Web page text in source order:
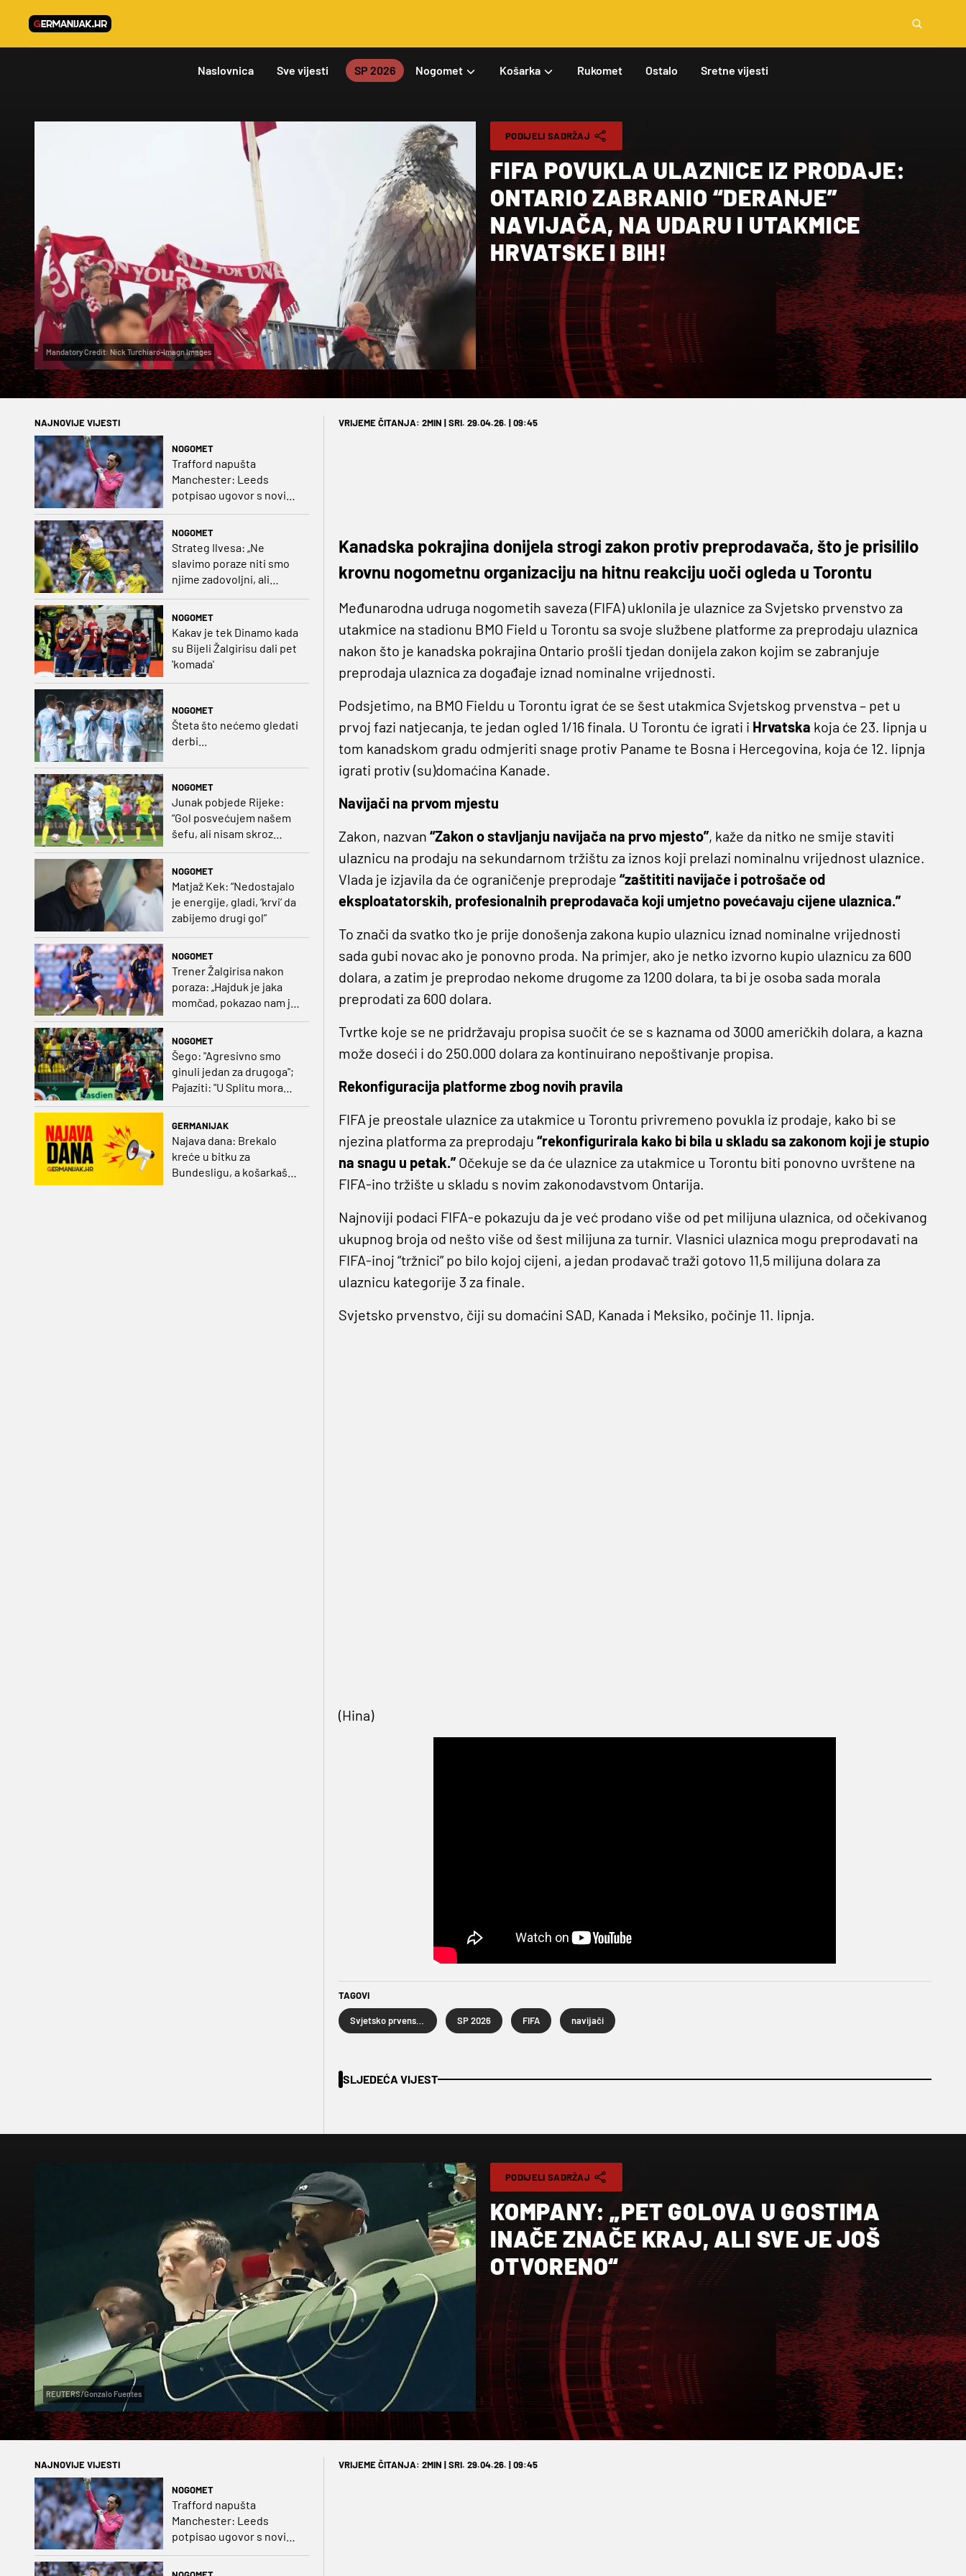
Naslovnica Sve vijesti SP 2026 Nogomet Košarka Rukomet Ostalo Sretne vijesti
Mandatory Credit: Nick Turchiaro-Imagn Images
PODIJELI SADRŽAJ
FIFA POVUKLA ULAZNICE IZ PRODAJE:
ONTARIO ZABRANIO “DERANJE”
NAVIJAČA, NA UDARU I UTAKMICE
HRVATSKE I BIH!
NAJNOVIJE VIJESTI
NOGOMET
Trafford napušta
Manchester: Leeds
potpisao ugovor s novim
NOGOMET
Strateg Ilvesa: „Ne
slavimo poraze niti smo
njime zadovoljni, ali
NOGOMET
Kakav je tek Dinamo kada
su Bijeli Žalgirisu dali pet
'komada'
NOGOMET
Šteta što nećemo gledati
derbi...
NOGOMET
Junak pobjede Rijeke:
“Gol posvećujem našem
šefu, ali nisam skroz
razlike”
NOGOMET
Matjaž Kek: “Nedostajalo
je energije, gladi, ‘krvi’ da
zabijemo drugi gol”
NOGOMET
Trener Žalgirisa nakon
poraza: „Hajduk je jaka
momčad, pokazao nam je
kako se igra nogomet”
NOGOMET
Šego: "Agresivno smo
ginuli jedan za drugoga";
Pajaziti: "U Splitu moramo
GERMANIJAK
Najava dana: Brekalo
kreće u bitku za
Bundesligu, a košarkaški
VRIJEME ČITANJA: 2MIN | SRI. 29.04.26. | 09:45
Kanadska pokrajina donijela strogi zakon protiv preprodavača, što je prisililo
krovnu nogometnu organizaciju na hitnu reakciju uoči ogleda u Torontu
Međunarodna udruga nogometih saveza (FIFA) uklonila je ulaznice za Svjetsko prvenstvo za
utakmice na stadionu BMO Field u Torontu sa svoje službene platforme za preprodaju ulaznica
nakon što je kanadska pokrajina Ontario prošli tjedan donijela zakon kojim se zabranjuje
preprodaja ulaznica za događaje iznad nominalne vrijednosti.
Podsjetimo, na BMO Fieldu u Torontu igrat će se šest utakmica Svjetskog prvenstva – pet u
prvoj fazi natjecanja, te jedan ogled 1/16 finala. U Torontu će igrati i Hrvatska koja će 23. lipnja u
tom kanadskom gradu odmjeriti snage protiv Paname te Bosna i Hercegovina, koja će 12. lipnja
igrati protiv (su)domaćina Kanade.
Navijači na prvom mjestu
Zakon, nazvan “Zakon o stavljanju navijača na prvo mjesto”, kaže da nitko ne smije staviti
ulaznicu na prodaju na sekundarnom tržištu za iznos koji prelazi nominalnu vrijednost ulaznice.
Vlada je izjavila da će ograničenje preprodaje “zaštititi navijače i potrošače od
eksploatatorskih, profesionalnih preprodavača koji umjetno povećavaju cijene ulaznica.”
To znači da svatko tko je prije donošenja zakona kupio ulaznicu iznad nominalne vrijednosti
sada gubi novac ako je ponovno proda. Na primjer, ako je netko izvorno kupio ulaznicu za 600
dolara, a zatim je preprodao nekome drugome za 1200 dolara, ta bi je osoba sada morala
preprodati za 600 dolara.
Tvrtke koje se ne pridržavaju propisa suočit će se s kaznama od 3000 američkih dolara, a kazna
može doseći i do 250.000 dolara za kontinuirano nepoštivanje propisa.
Rekonfiguracija platforme zbog novih pravila
FIFA je preostale ulaznice za utakmice u Torontu privremeno povukla iz prodaje, kako bi se
njezina platforma za preprodaju “rekonfigurirala kako bi bila u skladu sa zakonom koji je stupio
na snagu u petak.”Očekuje se da će ulaznice za utakmice u Torontu biti ponovno uvrštene na
FIFA-ino tržište u skladu s novim zakonodavstvom Ontarija.
Najnoviji podaci FIFA-e pokazuju da je već prodano više od pet milijuna ulaznica, od očekivanog
ukupnog broja od nešto više od šest milijuna za turnir. Vlasnici ulaznica mogu preprodavati na
FIFA-inoj “tržnici” po bilo kojoj cijeni, a jedan prodavač traži gotovo 11,5 milijuna dolara za
ulaznicu kategorije 3 za finale.
Svjetsko prvenstvo, čiji su domaćini SAD, Kanada i Meksiko, počinje 11. lipnja.
(Hina)
TAGOVI
Svjetsko prvenstvo u nogometu 2026. SP 2026 FIFA navijači
SLJEDEĆA VIJEST
REUTERS/Gonzalo Fuentes
PODIJELI SADRŽAJ
KOMPANY: „PET GOLOVA U GOSTIMA
INAČE ZNAČE KRAJ, ALI SVE JE JOŠ
OTVORENO“
NAJNOVIJE VIJESTI
NOGOMET
Trafford napušta
Manchester: Leeds
potpisao ugovor s novim
golmanom i oborio
VRIJEME ČITANJA: 2MIN | SRI. 29.04.26. | 09:45